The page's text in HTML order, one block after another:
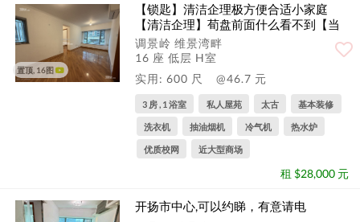
置顶, 16图
【锁匙】清洁企理极方便合适小家庭
【清洁企理】荀盘前面什么看不到【当
...
调景岭 维景湾畔
16 座 低层 H室
实用: 600 尺
@46.7 元
3 房 , 1 浴室 私人屋苑 太古 基本装修
洗衣机 抽油烟机 冷气机 热水炉
优质校网 近大型商场
租 $28,000 元
开扬市中心,可以约睇，有意请电